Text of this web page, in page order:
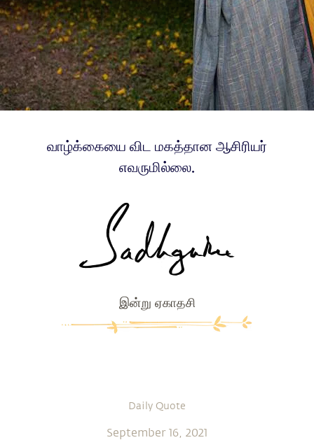
வாழ்க்கையை விட மகத்தான ஆசிரியர்
எவருமில்லை.
இன்று ஏகாதசி
Daily Quote
September 16, 2021